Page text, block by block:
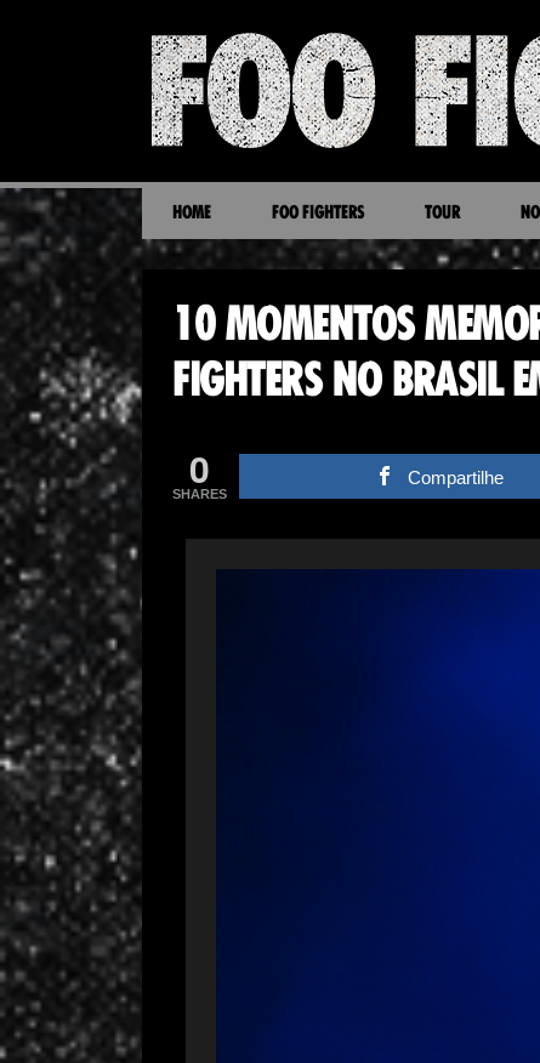
HOME FOO FIGHTERS TOUR
10 MOMENTOS
FIGHTERS NO BRASIL
0
SHARES
Compartilhe